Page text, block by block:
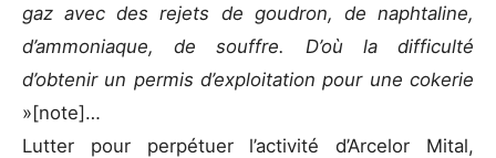
gaz avec des rejets de goudron, de naphtaline,
d’ammoniaque, de souffre. D’où la difficulté
d’obtenir un permis d’exploitation pour une cokerie
»[note]…
Lutter pour perpétuer l’activité d’Arcelor Mital,